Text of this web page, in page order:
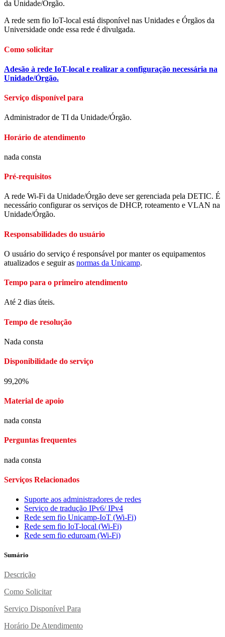
da Unidade/Órgão.
A rede sem fio IoT-local está disponível nas Unidades e Órgãos da
Universidade onde essa rede é divulgada.
Como solicitar
Adesão à rede IoT-local e realizar a configuração necessária na
Unidade/Órgão.
Serviço disponível para
Administrador de TI da Unidade/Órgão.
Horário de atendimento
nada consta
Pré-requisitos
A rede Wi-Fi da Unidade/Órgão deve ser gerenciada pela DETIC. É
necessário configurar os serviços de DHCP, roteamento e VLAN na
Unidade/Órgão.
Responsabilidades do usuário
O usuário do serviço é responsável por manter os equipamentos
atualizados e seguir as normas da Unicamp.
Tempo para o primeiro atendimento
Até 2 dias úteis.
Tempo de resolução
Nada consta
Disponibilidade do serviço
99,20%
Material de apoio
nada consta
Perguntas frequentes
nada consta
Serviços Relacionados
Suporte aos administradores de redes
Serviço de tradução IPv6/ IPv4
Rede sem fio Unicamp-IoT (Wi-Fi)
Rede sem fio IoT-local (Wi-Fi)
Rede sem fio eduroam (Wi-Fi)
Sumário
Descrição
Como Solicitar
Serviço Disponível Para
Horário De Atendimento